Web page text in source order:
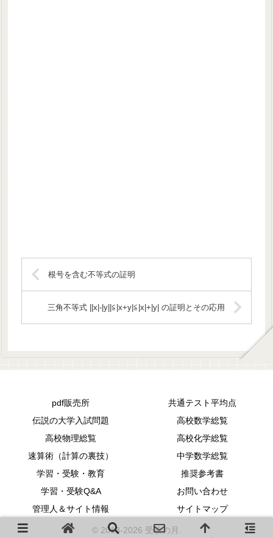
根号を含む不等式の証明
三角不等式 ||x|-|y||≦|x+y|≦|x|+|y| の証明とその応用
pdf販売所
共通テスト平均点
伝説の大学入試問題
高校数学総覧
高校物理総覧
高校化学総覧
速算術（計算の裏技）
中学数学総覧
学習・受験・教育
推奨参考書
学習・受験Q&A
お問い合わせ
管理人＆サイト情報
サイトマップ
© 2013-2026 受験の月.